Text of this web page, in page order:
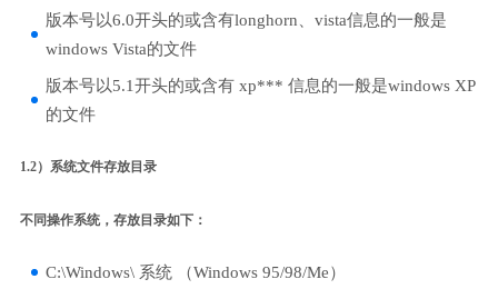
版本号以6.0开头的或含有longhorn、vista信息的一般是
windows Vista的文件
版本号以5.1开头的或含有 xp*** 信息的一般是windows XP
的文件
1.2）系统文件存放目录
不同操作系统，存放目录如下：
C:\Windows\ 系统 （Windows 95/98/Me）